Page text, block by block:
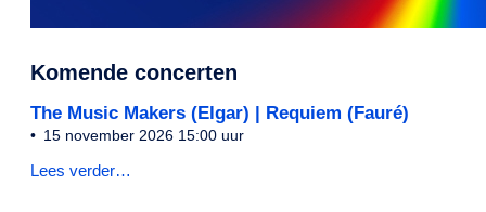
Komende concerten
The Music Makers (Elgar) | Requiem (Fauré)
15 november 2026 15:00 uur
Lees verder…